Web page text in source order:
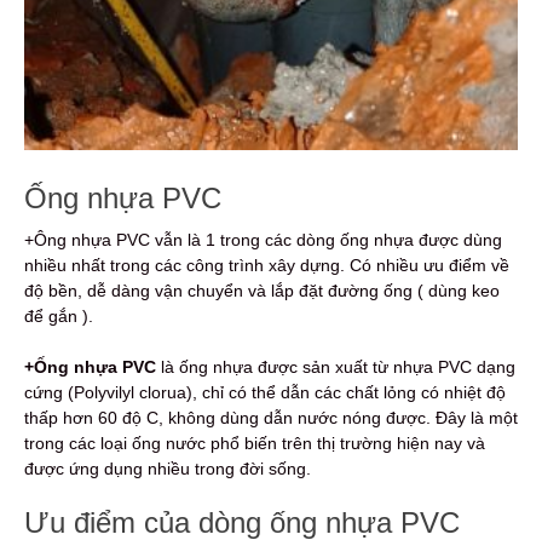
Ống nhựa PVC
+Ông nhựa PVC vẫn là 1 trong các dòng ống nhựa được dùng
nhiều nhất trong các công trình xây dựng. Có nhiều ưu điểm về
độ bền, dễ dàng vận chuyển và lắp đặt đường ống ( dùng keo
để gắn ).
+Ống nhựa PVC là ống nhựa được sản xuất từ nhựa PVC dạng
cứng (Polyvilyl clorua), chỉ có thể dẫn các chất lỏng có nhiệt độ
thấp hơn 60 độ C, không dùng dẫn nước nóng được. Đây là một
trong các loại ống nước phổ biến trên thị trường hiện nay và
được ứng dụng nhiều trong đời sống.
Ưu điểm của dòng ống nhựa PVC